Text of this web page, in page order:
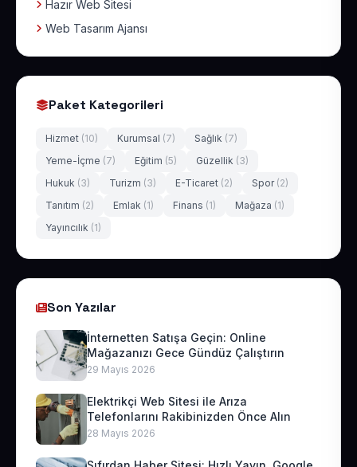
Hazır Web Sitesi
Web Tasarım Ajansı
Paket Kategorileri
Hizmet (10) Kurumsal (7) Sağlık (7)
Yeme-İçme (7) Eğitim (5) Güzellik (3)
Hukuk (3) Turizm (3) E-Ticaret (2) Spor (2)
Tanıtım (2) Emlak (1) Finans (1) Mağaza (1)
Yayıncılık (1)
Son Yazılar
İnternetten Satışa Geçin: Online
Mağazanızı Gece Gündüz Çalıştırın
29 Mayıs 2026
Elektrikçi Web Sitesi ile Arıza
Telefonlarını Rakibinizden Önce Alın
28 Mayıs 2026